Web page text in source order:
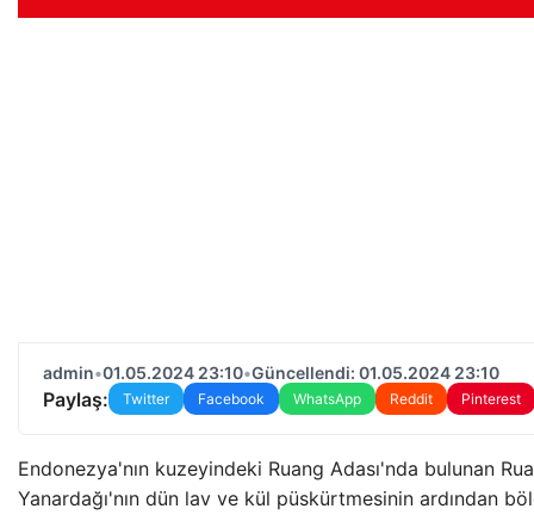
admin•01.05.2024 23:10•Güncellendi: 01.05.2024 23:10
Paylaş: Twitter Facebook WhatsApp Reddit Pinterest
Endonezya'nın kuzeyindeki Ruang Adası'nda bulunan
Yanardağı'nın dün lav ve kül püskürtmesinin ardından